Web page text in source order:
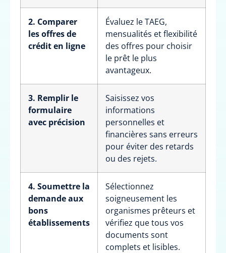
2. Comparer
les offres de
crédit en ligne
Évaluez le TAEG,
mensualités et flexibilité
des offres pour choisir
le prêt le plus
avantageux.
3. Remplir le
formulaire
avec précision
Saisissez vos
informations
personnelles et
financières sans erreurs
pour éviter des retards
ou des rejets.
4. Soumettre la
demande aux
bons
établissements
Sélectionnez
soigneusement les
organismes prêteurs et
vérifiez que tous vos
documents sont
complets et lisibles.